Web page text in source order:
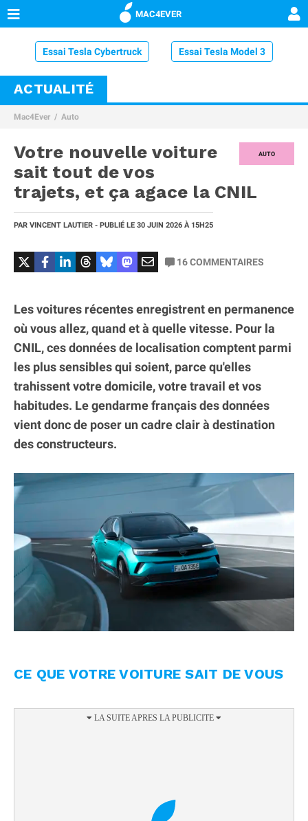
MAC4EVER
Essai Tesla Cybertruck Essai Tesla Model 3
Essai Volvo XC60
Essai Volkswagen ID.4
Essai BMW iX1 xDrive 30
ACTUALITÉ
Mac4Ever Auto
AUTO
Votre nouvelle voiture
sait tout de vos
trajets, et ça agace la CNIL
PAR VINCENT LAUTIER - PUBLIÉ LE 30 JUIN 2026 À 15H25
16COMMENTAIRES
Les voitures récentes enregistrent en permanence
où vous allez, quand et à quelle vitesse. Pour la
CNIL, ces données de localisation comptent parmi
les plus sensibles qui soient, parce qu'elles
trahissent votre domicile, votre travail et vos
habitudes. Le gendarme français des données
vient donc de poser un cadre clair à destination
des constructeurs.
CE QUE VOTRE VOITURE SAIT DE VOUS